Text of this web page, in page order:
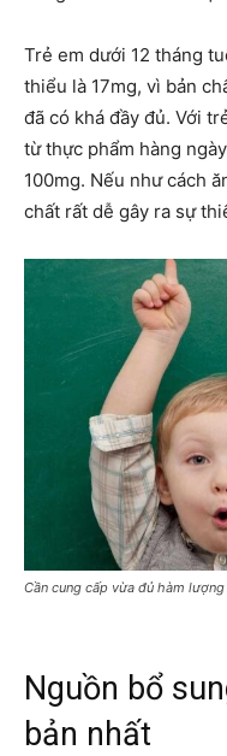
Trẻ em dưới 12 tháng
thiểu là 17mg, vì bản
đã có khá đầy đủ. Với
từ thực phẩm hàng
100mg. Nếu như cách
chất rất dễ gây ra sự
Cần cung cấp vừa đủ hàm
Nguồn bổ
bản nhất